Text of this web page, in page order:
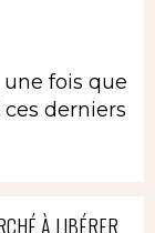
une fois que
derniers
À LIBÉRER